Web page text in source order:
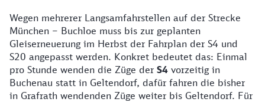
Fahrplanänderungen
Wegen mehrerer Langsamfahrstellen auf der Strecke
München – Buchloe muss bis zur geplanten
Gleiserneuerung im Herbst der Fahrplan der S4 und
S20 angepasst werden. Konkret bedeutet das: Einmal
pro Stunde wenden die Züge der S4 vorzeitig in
Buchenau statt in Geltendorf, dafür fahren die bisher
in Grafrath wendenden Züge weiter bis Geltendorf. Für